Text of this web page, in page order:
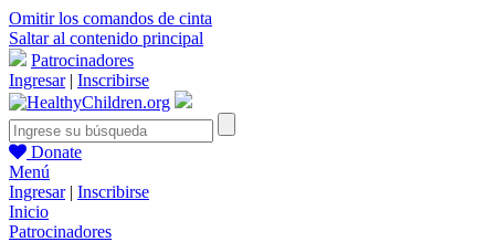
Omitir los comandos de cinta
Saltar al contenido principal
Patrocinadores
Ingresar| Inscribirse
Donate
Menú
Ingresar| Inscribirse
Inicio
Patrocinadores